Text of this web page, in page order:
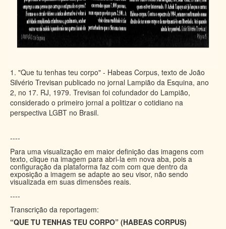
1. "Que tu tenhas teu corpo" - Habeas Corpus, texto de João
Silvério Trevisan publicado no jornal Lampião da Esquina, ano
2, no 17. RJ, 1979. Trevisan foi cofundador do Lampião,
considerado o primeiro jornal a politizar o cotidiano na
perspectiva LGBT no Brasil.
----
Para uma visualização em maior definição das imagens com
texto, clique na imagem para abri-la em nova aba, pois a
configuração da plataforma faz com com que dentro da
exposição a imagem se adapte ao seu visor, não sendo
visualizada em suas dimensões reais.
----
Transcrição da reportagem:
“QUE TU TENHAS TEU CORPO” (HABEAS CORPUS)